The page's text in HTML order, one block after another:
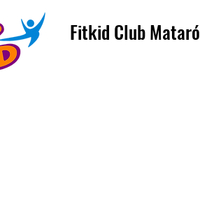
Fitkid Club Mataró